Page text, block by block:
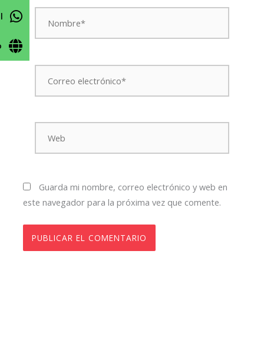
Nombre*
Correo
electrónico*
Web
Guarda mi nombre, correo electrónico y web en
este navegador para la próxima vez que comente.